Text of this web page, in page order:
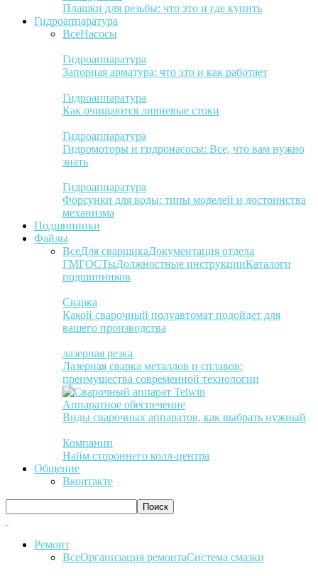
Плашки для резьбы: что это и где купить
Гидроаппаратура
ВсеНасосы
Гидроаппаратура
Запорная арматура: что это и как работает
Гидроаппаратура
Как очищаются ливневые стоки
Гидроаппаратура
Гидромоторы и гидронасосы: Все, что вам нужно
знать
Гидроаппаратура
Форсунки для воды: типы моделей и достоинства
механизма
Подшипники
Файлы
ВсеДля сварщикаДокументация отдела
ГМГОСТыДолжностные инструкцииКаталоги
подшипников
Сварка
Какой сварочный полуавтомат подойдет для
вашего производства
лазерная резка
Лазерная сварка металлов и сплавов:
преимущества современной технологии
Аппаратное обеспечение
Виды сварочных аппаратов, как выбрать нужный
Компании
Найм стороннего колл-центра
Общение
Вконтакте
Ремонт
ВсеОрганизация ремонтаСистема смазки